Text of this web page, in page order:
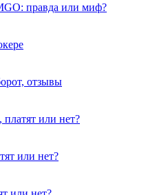
правда или миф?
отзывы
или нет?
или нет?